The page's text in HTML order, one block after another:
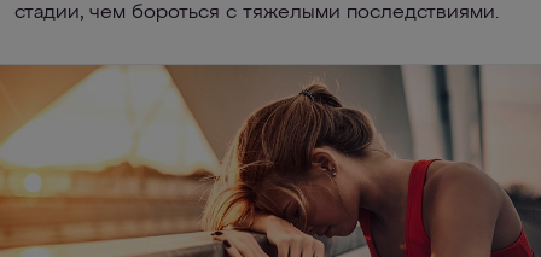
стадии, чем бороться с тяжелыми последствиями.